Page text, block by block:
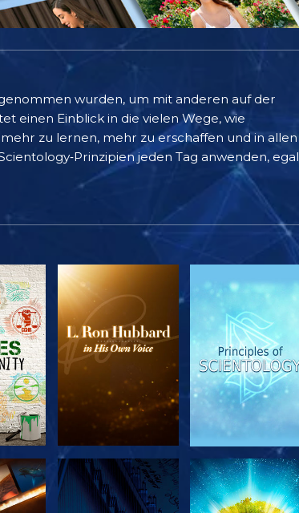
wurden, um mit anderen auf der
einen Einblick in die vielen Wege, wie
zu lernen, mehr zu erschaffen und in allen
jeden Tag anwenden, egal
SERIE
ANSEHEN